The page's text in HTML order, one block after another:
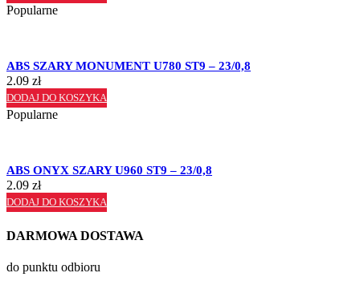
Popularne
ABS SZARY MONUMENT U780 ST9 – 23/0,8
2.09 zł
DODAJ DO KOSZYKA
Popularne
ABS ONYX SZARY U960 ST9 – 23/0,8
2.09 zł
DODAJ DO KOSZYKA
DARMOWA DOSTAWA
do punktu odbioru